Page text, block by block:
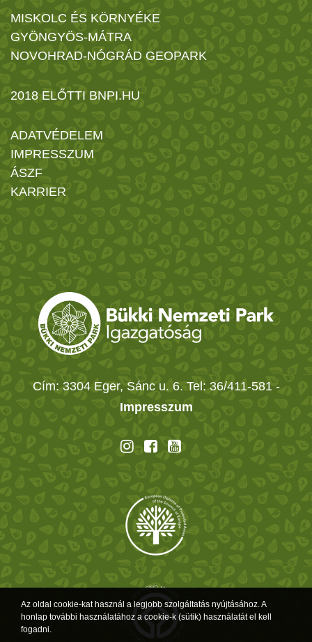
MISKOLC ÉS KÖRNYÉKE
GYÖNGYÖS-MÁTRA
NOVOHRAD-NÓGRÁD GEOPARK
2018 ELŐTTI BNPI.HU
ADATVÉDELEM
IMPRESSZUM
ÁSZF
KARRIER
Cím: 3304 Eger, Sánc u. 6. Tel: 36/411-581 -
Impresszum
Az oldal cookie-kat használ a legjobb szolgáltatás nyújtásához. A
honlap további használatához a cookie-k (sütik) használatát el kell
fogadni.